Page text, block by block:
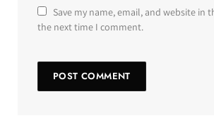
Save my name, email, and website in
the next time I comment.